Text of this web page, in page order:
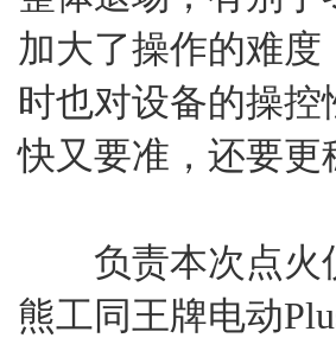
加大了操作的难
时也对设备的操
快又要准，还要更
负责本次点火
熊工同王牌电动